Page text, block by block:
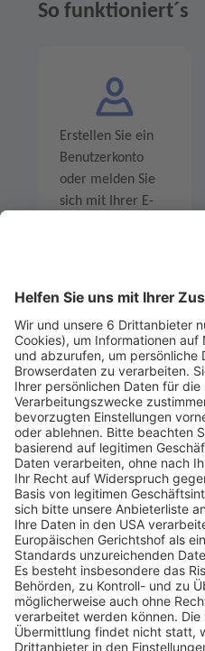
So funktioniert´s
Erstellen Sie ein
Benutzerkonto
oder melden Sie
sich mit Ihrer E-
Legen Sie zum
Mitbieten eine
Höchstgrenze für
Ihr Gebot fest. Ein
automatischer
Bietagent bietet
für Sie bis zum
Höchstgebot.